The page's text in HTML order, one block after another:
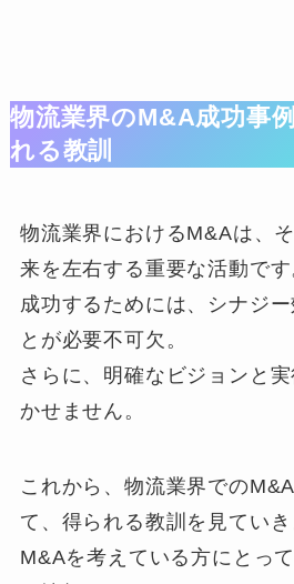
物流業界のM&A成功事
れる教訓
物流業界におけるM&Aは、
来を左右する重要な活動です
成功するためには、シナジ
とが必要不可欠。
さらに、明確なビジョンと
かせません。
これから、物流業界での
て、得られる教訓を見ていき
M&Aを考えている方にとっ